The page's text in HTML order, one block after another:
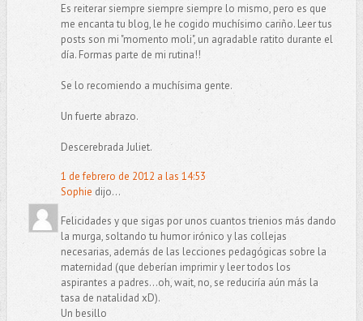
Es reiterar siempre siempre siempre lo mismo, pero es que
me encanta tu blog, le he cogido muchísimo cariño. Leer tus
posts son mi "momento moli", un agradable ratito durante el
día. Formas parte de mi rutina!!
Se lo recomiendo a muchísima gente.
Un fuerte abrazo.
Descerebrada Juliet.
1 de febrero de 2012 a las 14:53
Sophie dijo...
Felicidades y que sigas por unos cuantos trienios más dando
la murga, soltando tu humor irónico y las collejas
necesarias, además de las lecciones pedagógicas sobre la
maternidad (que deberían imprimir y leer todos los
aspirantes a padres...oh, wait, no, se reduciría aún más la
tasa de natalidad xD).
Un besillo